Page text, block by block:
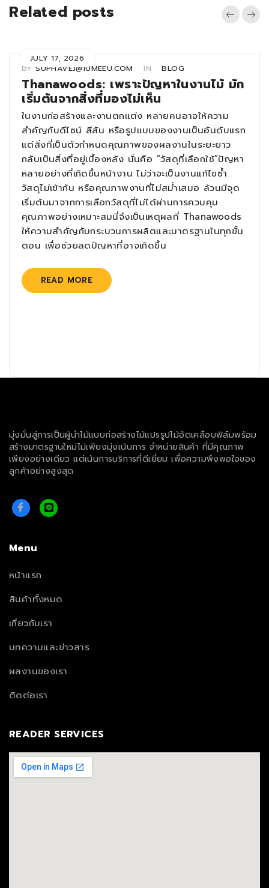
Related posts
JULY 17, 2026
BY SUPHAVEJ@IUMEEU.COM IN BLOG
Thanawoods: เพราะปัญหาในงานไม้ มัก
เริ่มต้นจากสิ่งที่มองไม่เห็น
ในงานก่อสร้างและงานตกแต่ง หลายคนอาจให้ความ
สำคัญกับดีไซน์ สีสัน หรือรูปแบบของงานเป็นอันดับแรก
แต่สิ่งที่เป็นตัวกำหนดคุณภาพของผลงานในระยะยาว
กลับเป็นสิ่งที่อยู่เบื้องหลัง นั่นคือ “วัสดุที่เลือกใช้”ปัญหา
หลายอย่างที่เกิดขึ้นหน้างาน ไม่ว่าจะเป็นงานแก้ไขซ้ำ
วัสดุไม่เข้ากัน หรือคุณภาพงานที่ไม่สม่ำเสมอ ล้วนมีจุด
เริ่มต้นมาจากการเลือกวัสดุที่ไม่ได้ผ่านการควบคุม
คุณภาพอย่างเหมาะสมนี่จึงเป็นเหตุผลที่ Thanawoods
ให้ความสำคัญกับกระบวนการผลิตและมาตรฐานในทุกขั้น
ตอน เพื่อช่วยลดปัญหาที่อาจเกิดขึ้น
READ MORE
มุ่งมั่นสู่การเป็นผู้นำไม้แบบก่อสร้างไม้แปรรูปไม้อัดเคลือบฟิล์มพร้อม
สร้างมาตรฐานใหม่ไม่เพียงมุ่งเน้นการ จำหน่ายสินค้า ที่มีคุณภาพ
เพียงอย่างเดียว แต่เน้นการบริการที่ดีเยี่ยม เพื่อความพึงพอใจของ
ลูกค้าอย่างสูงสุด
Menu
หน้าแรก
สินค้าทั้งหมด
เกี่ยวกับเรา
บทความและข่าวสาร
ผลงานของเรา
ติดต่อเรา
READER SERVICES